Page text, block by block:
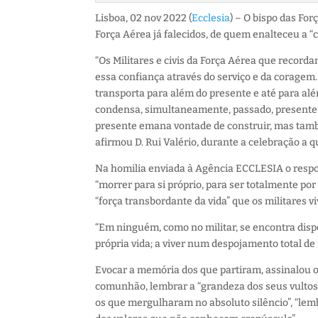
Lisboa, 02 nov 2022 (Ecclesia) – O bispo das
Força Aérea já falecidos, de quem enalteceu a
“Os Militares e civis da Força Aérea que
essa confiança através do serviço e da
transporta para além do presente e até para
condensa, simultaneamente, passado,
presente emana vontade de construir, mas
afirmou D. Rui Valério, durante a celebração a
Na homilia enviada à Agência ECCLESIA o
“morrer para si próprio, para ser totalmente
“força transbordante da vida” que os militares
“Em ninguém, como no militar, se encontra
própria vida; a viver num despojamento total
Evocar a memória dos que partiram, assinalou
comunhão, lembrar a “grandeza dos seus
os que mergulharam no absoluto silêncio”,